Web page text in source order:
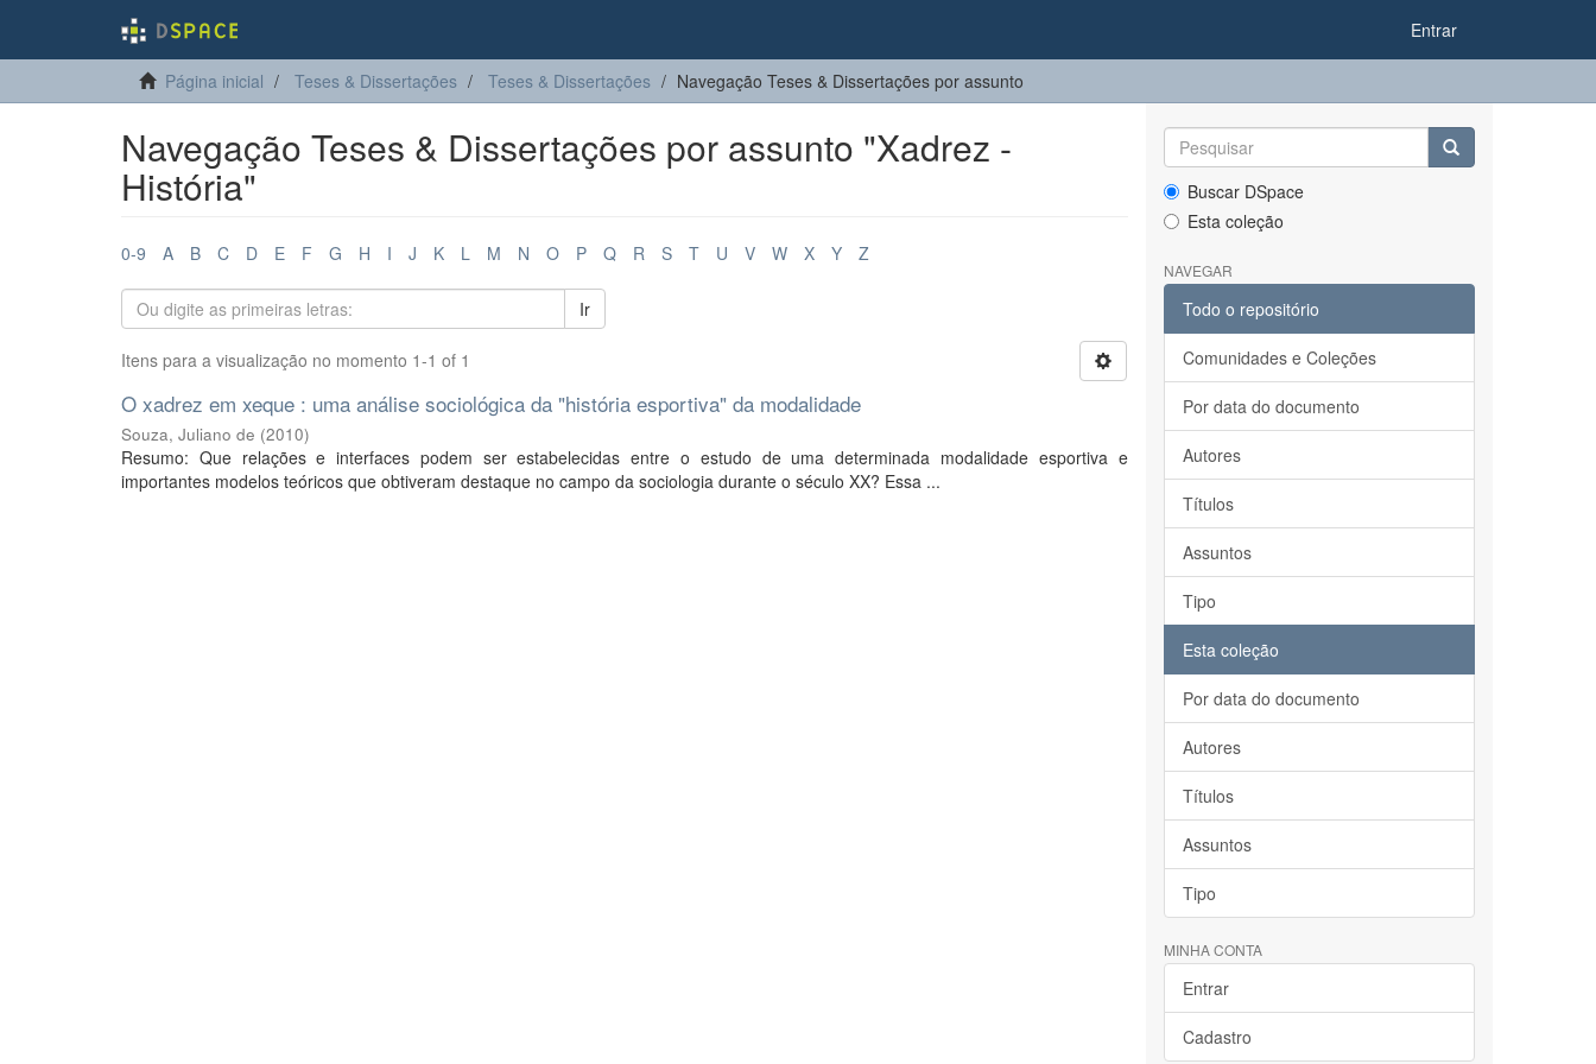
Entrar
Página inicial Teses & Dissertações Teses & Dissertações Navegação Teses & Dissertações por assunto
Navegação Teses & Dissertações por assunto "Xadrez -
História"
0-9 A B C D E F G H I J K L M N O P Q R S T U V W X Y Z
Ir
Itens para a visualização no momento 1-1 of 1
O xadrez em xeque : uma análise sociológica da "história esportiva" da modalidade
Souza, Juliano de (2010)
Resumo: Que relações e interfaces podem ser estabelecidas entre o estudo de uma determinada modalidade esportiva e
importantes modelos teóricos que obtiveram destaque no campo da sociologia durante o século XX? Essa ...
Buscar DSpace
Esta coleção
NAVEGAR
Todo o repositório
Comunidades e Coleções
Por data do documento
Autores
Títulos
Assuntos
Tipo
Esta coleção
Por data do documento
Autores
Títulos
Assuntos
Tipo
MINHA CONTA
Entrar
Cadastro